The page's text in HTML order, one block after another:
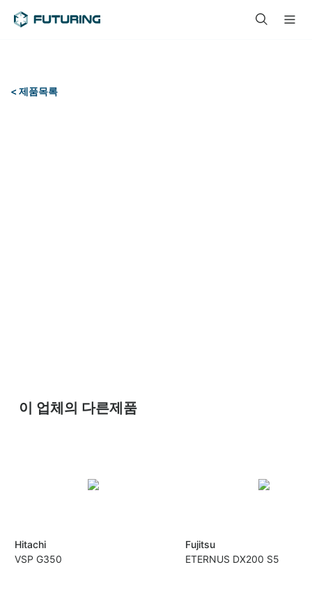
< 제품목록
이 업체의 다른제품
Hitachi
VSP G350
Fujitsu
ETERNUS DX200 S5